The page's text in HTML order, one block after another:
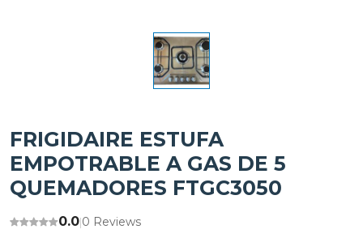
FRIGIDAIRE ESTUFA
EMPOTRABLE A GAS DE 5
QUEMADORES FTGC3050
0.0|0 Reviews